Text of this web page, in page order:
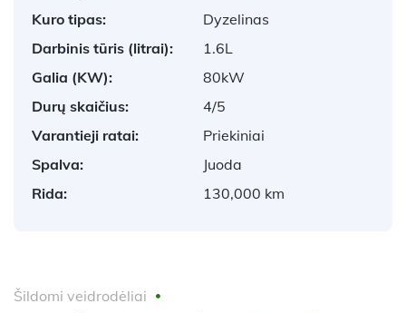
Kuro tipas:
Dyzelinas
Darbinis tūris (litrai):
1.6L
Galia (KW):
80kW
Durų skaičius:
4/5
Varantieji ratai:
Priekiniai
Spalva:
Juoda
Rida:
130,000 km
Šildomi veidrodėliai